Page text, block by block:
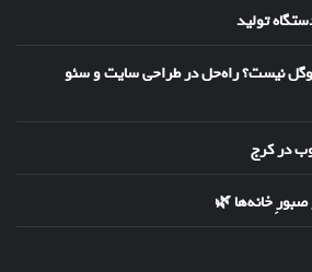
تولید
نیست؟ راه‌حل در طراحی سایت و سئو
در کرج
خانه‌ها 🌿